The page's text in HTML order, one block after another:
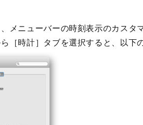
メニューバーの時刻表示のカスタ
［時計］タブを選択すると、以下